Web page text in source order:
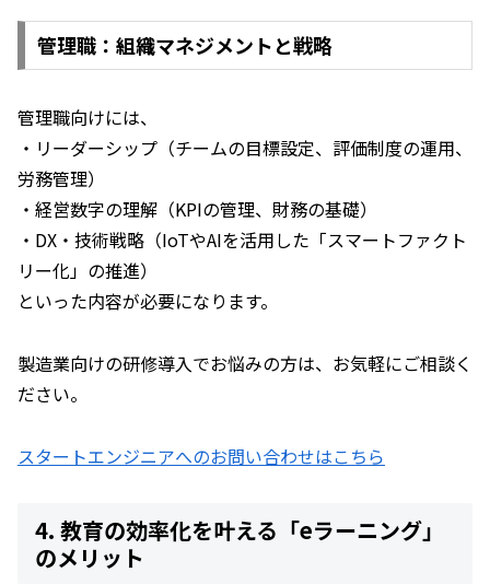
管理職：組織マネジメントと戦略
管理職向けには、
・リーダーシップ（チームの目標設定、評価制度の運用、
労務管理）
・経営数字の理解（KPIの管理、財務の基礎）
・DX・技術戦略（IoTやAIを活用した「スマートファクト
リー化」の推進）
といった内容が必要になります。
製造業向けの研修導入でお悩みの方は、お気軽にご相談く
ださい。
スタートエンジニアへのお問い合わせはこちら
4. 教育の効率化を叶える「eラーニング」
のメリット